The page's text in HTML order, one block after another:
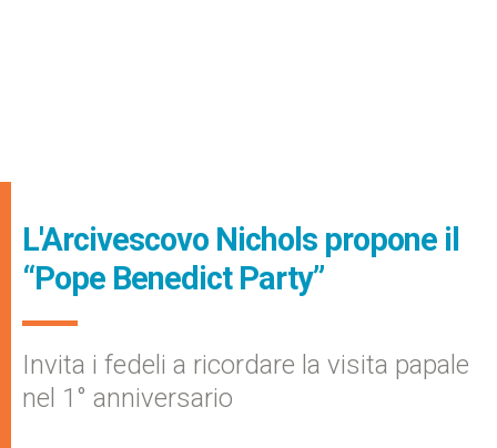
L'Arcivescovo Nichols propone il
“Pope Benedict Party”
Invita i fedeli a ricordare la visita papale
nel 1° anniversario